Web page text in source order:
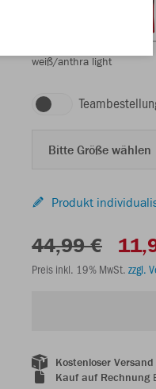
weiß/anthra light
Bitte Größe wählen
Produkt
44,99 €
Preis inkl. 19% MwSt. zzgl.
Kostenloser Versand
Kauf auf Rechnung